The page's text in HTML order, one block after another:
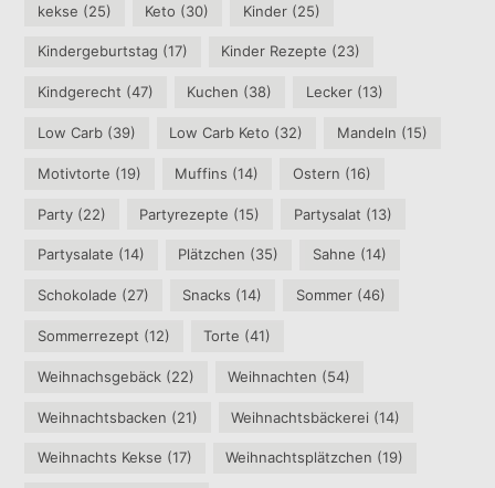
kekse (25) Keto (30) Kinder(25)
Kindergeburtstag (17) Kinder Rezepte (23)
Kindgerecht (47) Kuchen (38) Lecker(13)
Low Carb (39) Low Carb Keto (32) Mandeln (15)
Motivtorte (19) Muffins (14) Ostern (16)
Party (22) Partyrezepte (15) Partysalat (13)
Partysalate (14) Plätzchen (35) Sahne (14)
Schokolade (27) Snacks (14) Sommer(46)
Sommerrezept (12) Torte (41)
Weihnachsgebäck (22) Weihnachten (54)
Weihnachtsbacken (21) Weihnachtsbäckerei (14)
Weihnachts Kekse (17) Weihnachtsplätzchen (19)